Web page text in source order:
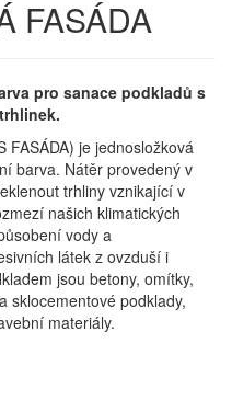
FASÁDA
pro sanace podkladů s
FASÁDA) je jednosložková
barva. Nátěr provedený v
trhliny vznikající v
našich klimatických
vody a
látek z ovzduší i
jsou betony, omítky,
sklocementové podklady,
materiály.